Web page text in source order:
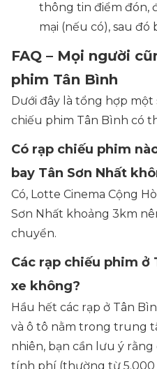
thông tin điểm đón,
mại (nếu có), sau đó
FAQ – Mọi người
phim Tân Bình
Dưới đây là tổng hợp một
chiếu phim Tân Bình có
Có rạp chiếu phim
bay Tân Sơn Nhất
Có, Lotte Cinema Cộng
Sơn Nhất khoảng 3km
chuyển.
Các rạp chiếu phim ở
xe không?
Hầu hết các rạp ở Tân
và ô tô nằm trong trung
nhiên, bạn cần lưu ý
tính phí (thường từ 5.000